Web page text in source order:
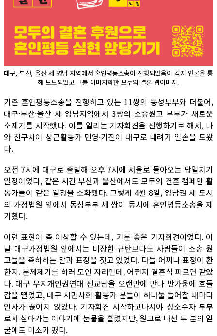
대구, 부산, 울산 세 영남 지역에서 혼인평등소송이 진행되었음이 각지 언론을 통
해 보도되었고 그를 이미지화한 모두의 결혼 웹이미지.
기존 혼인평등소송을 진행하고 있는 11쌍의 동성부부와 더불어,
대구·부산·울산 세 영남지역에서 3쌍의 소송원고 부부가 새로운
소제기를 시작했다. 이를 알리는 기자회견을 진행하기로 해서, 나
와 친구사이 상근활동가 민영·기진이 대구로 내려가 일손을 도왔
다.
오전 7시에 대구로 출발해 오후 7시에 서울로 돌아오는 당일치기
일정이었다, 같은 시간 부산과 울산에서도 모두의 결혼 캠페인 활
동가들이 같은 일정을 소화했다. 그렇게 4월 8일, 영남권 세 도시
의 가정법원 앞에서 동성부부 세 쌍이 동시에 혼인평등소송을 제
기했다.
이런 표현이 좀 이상할 수 있는데, 기분 좋은 기자회견이었다. 이
날 대구가정법원 앞에서는 비장한 규탄보다도 사람들이 소송 원
고들을 축하하는 말과 표정을 짓고 있었다. 다들 어찌나 표정이 환
한지. 문제제기를 하러 모인 자리인데, 어쩐지 결혼식 피로연 같았
다. 대구 무지개인권연대 진교님을 오랜만에 만나 반가움에 호들
갑을 떨었고, 대구 시민사회 활동가 분들이 하나둘 들어찰 때마다
인사가 끊이지 않았다. 기자회견 시작하고나서야 성소수자 부부
로서 살아가는 이야기에 눈물을 흘렸지만, 원고로 나선 두 분의 얼
굴에도 미소가 폈다.